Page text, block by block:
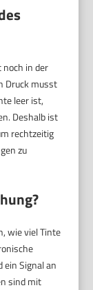
in der
Druck musst
leer ist,
Deshalb ist
rechtzeitig
zu
wie viel Tinte
Signal an
sind mit